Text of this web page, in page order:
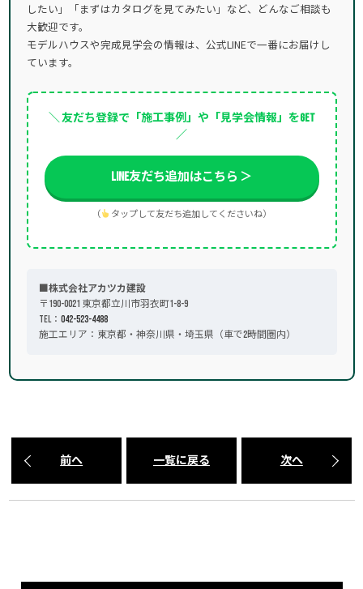
したい」「まずはカタログを見てみたい」など、どんなご相談も
大歓迎です。
モデルハウスや完成見学会の情報は、公式LINEで一番にお届けし
ています。
＼ 友だち登録で「施工事例」や「見学会情報」をGET
／
LINE友だち追加はこちら ＞
（ タップして友だち追加してくださいね）
■株式会社アカツカ建設
〒190-0021 東京都立川市羽衣町1-8-9
TEL： 042-523-4488
施工エリア：東京都・神奈川県・埼玉県（車で2時間圏内）
前へ 一覧に戻る 次へ